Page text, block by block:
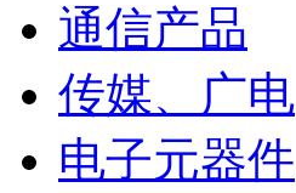
通信产品
传媒、广电
电子元器件